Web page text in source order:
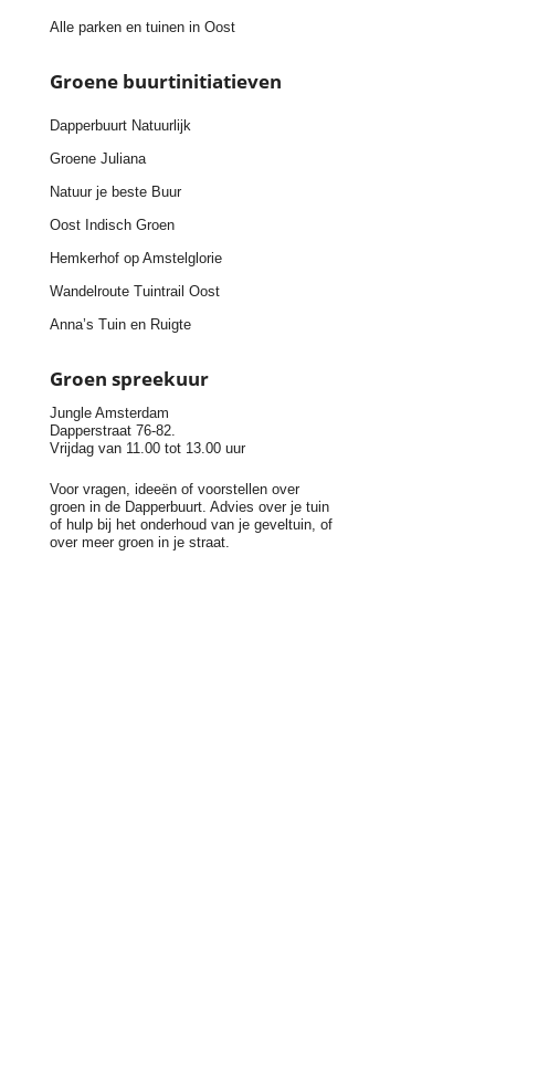
Alle parken en tuinen in Oost
Groene buurtinitiatieven
Dapperbuurt Natuurlijk
Groene Juliana
Natuur je beste Buur
Oost Indisch Groen
Hemkerhof op Amstelglorie
Wandelroute Tuintrail Oost
Anna’s Tuin en Ruigte
Groen spreekuur
Jungle Amsterdam
Dapperstraat 76-82.
Vrijdag van 11.00 tot 13.00 uur
Voor vragen, ideeën of voorstellen over
groen in de Dapperbuurt. Advies over je tuin
of hulp bij het onderhoud van je geveltuin, of
over meer groen in je straat.